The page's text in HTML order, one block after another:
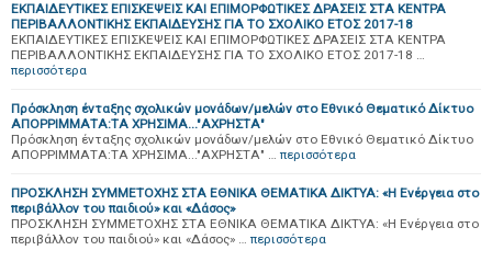
ΕΚΠΑΙΔΕΥΤΙΚΕΣ ΕΠΙΣΚΕΨΕΙΣ ΚΑΙ ΕΠΙΜΟΡΦΩΤΙΚΕΣ ΔΡΑΣΕΙΣ ΣΤΑ ΚΕΝΤΡΑ
ΠΕΡΙΒΑΛΛΟΝΤΙΚΗΣ ΕΚΠΑΙΔΕΥΣΗΣ ΓΙΑ ΤΟ ΣΧΟΛΙΚΟ ΕΤΟΣ 2017-18
ΕΚΠΑΙΔΕΥΤΙΚΕΣ ΕΠΙΣΚΕΨΕΙΣ ΚΑΙ ΕΠΙΜΟΡΦΩΤΙΚΕΣ ΔΡΑΣΕΙΣ ΣΤΑ ΚΕΝΤΡΑ
ΠΕΡΙΒΑΛΛΟΝΤΙΚΗΣ ΕΚΠΑΙΔΕΥΣΗΣ ΓΙΑ ΤΟ ΣΧΟΛΙΚΟ ΕΤΟΣ 2017-18 …
περισσότερα
Πρόσκληση ένταξης σχολικών μονάδων/μελών στο Εθνικό Θεματικό Δίκτυο
ΑΠΟΡΡΙΜΜΑΤΑ:ΤΑ ΧΡΗΣΙΜΑ..."ΑΧΡΗΣΤΑ"
Πρόσκληση ένταξης σχολικών μονάδων/μελών στο Εθνικό Θεματικό Δίκτυο
ΑΠΟΡΡΙΜΜΑΤΑ:ΤΑ ΧΡΗΣΙΜΑ..."ΑΧΡΗΣΤΑ" … περισσότερα
ΠΡΟΣΚΛΗΣΗ ΣΥΜΜΕΤΟΧΗΣ ΣΤΑ ΕΘΝΙΚΑ ΘΕΜΑΤΙΚΑ ΔΙΚΤΥΑ: «Η Ενέργεια στο
περιβάλλον του παιδιού» και «Δάσος»
ΠΡΟΣΚΛΗΣΗ ΣΥΜΜΕΤΟΧΗΣ ΣΤΑ ΕΘΝΙΚΑ ΘΕΜΑΤΙΚΑ ΔΙΚΤΥΑ: «Η Ενέργεια στο
περιβάλλον του παιδιού» και «Δάσος» … περισσότερα